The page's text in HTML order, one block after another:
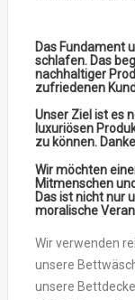
Das Fundament
schlafen. Das
nachhaltiger
zufriedenen
Unser Ziel ist es
luxuriösen
zu können.
Wir möchten
Mitmenschen
Das ist nicht nur
moralische
Wir verwenden
unsere
unsere